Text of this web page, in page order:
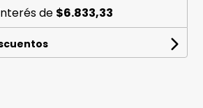
de $6.833,33